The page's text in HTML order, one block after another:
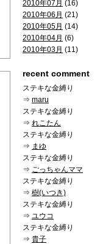
2010年07月 (16)
2010年06月 (21)
2010年05月 (14)
2010年04月 (6)
2010年03月 (11)
recent comment
ステキな金縛り
⇒ maru
ステキな金縛り
⇒ れこたん
ステキな金縛り
⇒ まゆ
ステキな金縛り
⇒ ごっちゃんママ
ステキな金縛り
⇒ 樹(いつき)
ステキな金縛り
⇒ ユウコ
ステキな金縛り
⇒ 貴子